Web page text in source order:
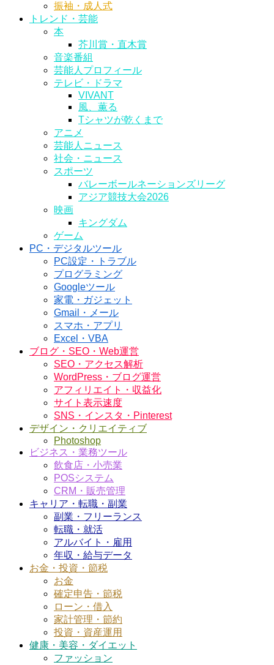
振袖・成人式
トレンド・芸能
本
芥川賞・直木賞
音楽番組
芸能人プロフィール
テレビ・ドラマ
VIVANT
風、薫る
Tシャツが乾くまで
アニメ
芸能人ニュース
社会・ニュース
スポーツ
バレーボールネーションズリーグ
アジア競技大会2026
映画
キングダム
ゲーム
PC・デジタルツール
PC設定・トラブル
プログラミング
Googleツール
家電・ガジェット
Gmail・メール
スマホ・アプリ
Excel・VBA
ブログ・SEO・Web運営
SEO・アクセス解析
WordPress・ブログ運営
アフィリエイト・収益化
サイト表示速度
SNS・インスタ・Pinterest
デザイン・クリエイティブ
Photoshop
ビジネス・業務ツール
飲食店・小売業
POSシステム
CRM・販売管理
キャリア・転職・副業
副業・フリーランス
転職・就活
アルバイト・雇用
年収・給与データ
お金・投資・節税
お金
確定申告・節税
ローン・借入
家計管理・節約
投資・資産運用
健康・美容・ダイエット
ファッション